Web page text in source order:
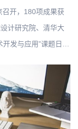
开，180项成果获
计研究院、清华大
发与应用”课题日前
成了桥式起重机轻
、工艺绿色化、安
：提出了桥式起重
与方法，以及柔性